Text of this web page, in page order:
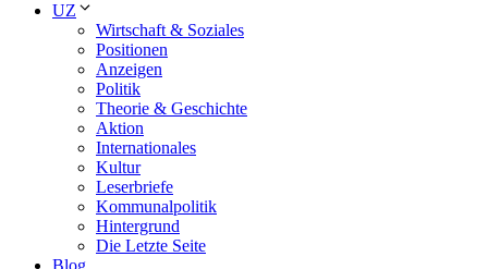
UZ
Wirtschaft & Soziales
Positionen
Anzeigen
Politik
Theorie & Geschichte
Aktion
Internationales
Kultur
Leserbriefe
Kommunalpolitik
Hintergrund
Die Letzte Seite